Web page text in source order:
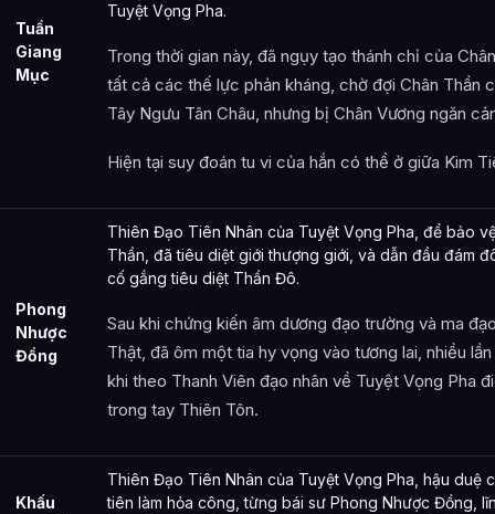
Tuần
Giang
Mục
Tuyệt Vọng Pha.
Trong thời gian này, đã ngụy tạo thánh chỉ của
tất cả các thế lực phản kháng, chờ đợi Chân Thần
Tây Ngưu Tân Châu, nhưng bị Chân Vương ngăn
Hiện tại suy đoán tu vi của hắn có thể ở giữa Kim
Phong
Nhược
Đồng
Thiên Đạo Tiên Nhân của Tuyệt Vọng Pha, để bảo
Thần, đã tiêu diệt giới thượng giới, và dẫn đầu đám
cố gắng tiêu diệt Thần Đô.
Sau khi chứng kiến âm dương đạo trường và ma
Thật, đã ôm một tia hy vọng vào tương lai, nhiều
khi theo Thanh Viên đạo nhân về Tuyệt Vọng Pha
trong tay Thiên Tôn.
Khấu
Thiên Đạo Tiên Nhân của Tuyệt Vọng Pha, hậu duệ
tiên làm hỏa công, từng bái sư Phong Nhược Đồng,